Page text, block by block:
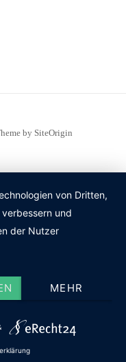
by SiteOrigin
von Dritten,
und
der Nutzer
MEHR